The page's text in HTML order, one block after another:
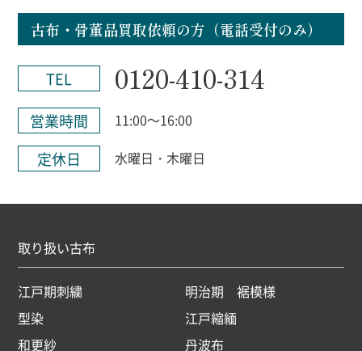
古布・骨董品買取依頼の方（電話受付のみ）
TEL 0120-410-314
営業時間 11:00～16:00
定休日 水曜日・木曜日
取り扱い古布
江戸期刺繍
明治期 裾模様
型染
江戸縮緬
和更紗
丹波布